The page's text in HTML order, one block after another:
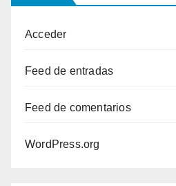
Acceder
Feed de entradas
Feed de comentarios
WordPress.org